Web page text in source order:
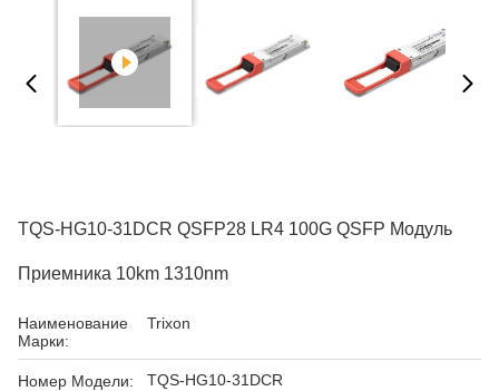
TQS-HG10-31DCR QSFP28 LR4 100G QSFP Модуль
Приемника 10km 1310nm
Наименование
Марки:
Trixon
Номер Модели: TQS-HG10-31DCR